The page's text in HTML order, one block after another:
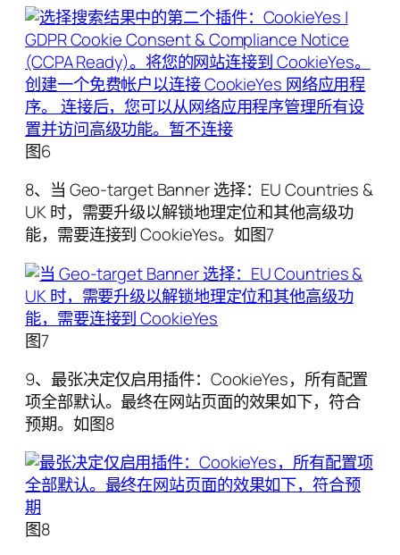
图6
8、当 Geo-target Banner 选择：EU Countries &
UK 时，需要升级以解锁地理定位和其他高级功
能，需要连接到 CookieYes。如图7
图7
9、最张决定仅启用插件：CookieYes，所有配置
项全部默认。最终在网站页面的效果如下，符合
预期。如图8
图8